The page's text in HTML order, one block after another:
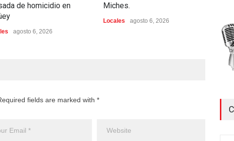
de homicidio en
agosto 6, 2026
Miches.
Locales agosto 6, 2026
fields are marked with *